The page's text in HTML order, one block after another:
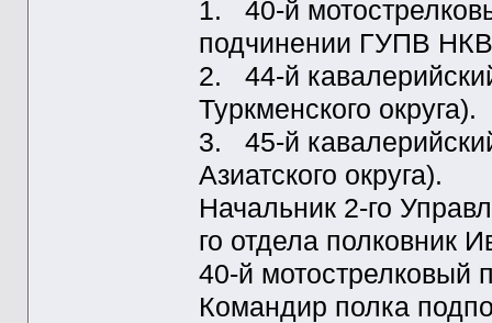
1. 40-й
подчинении ГУПВ
2. 44-й
Туркменского округа).
3. 45-й
Азиатского округа).
Начальник 2-го
го отдела полковник
40-й мотострелковый
Командир полка